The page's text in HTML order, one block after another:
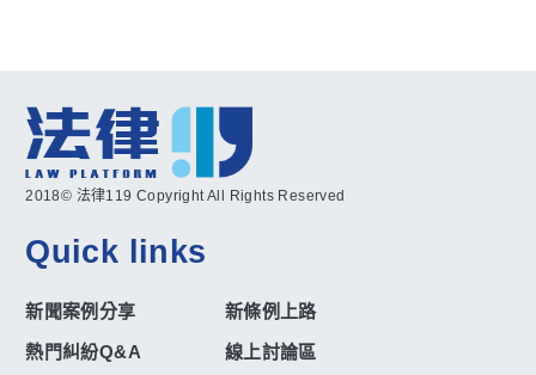
2018© 法律119 Copyright All Rights Reserved
Quick links
新聞案例分享
新條例上路
熱門糾紛Q&A
線上討論區